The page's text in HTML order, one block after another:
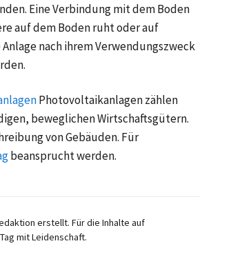
Eine Verbindung mit dem Boden
auf dem Boden ruht oder auf
nach ihrem Verwendungszweck
Photovoltaikanlagen zählen
beweglichen Wirtschaftsgütern.
von Gebäuden. Für
beansprucht werden.
erstellt. Für die Inhalte auf
mit Leidenschaft.